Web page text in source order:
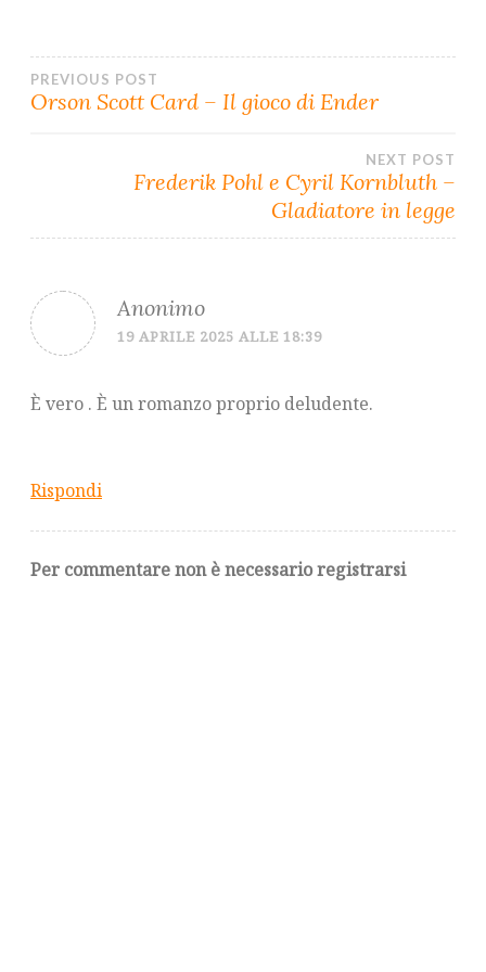
Navigazione
articoli
PREVIOUS POST
Orson Scott Card – Il gioco di Ender
NEXT POST
Frederik Pohl e Cyril Kornbluth –
Gladiatore in legge
Anonimo
19 APRILE 2025 ALLE 18:39
È vero . È un romanzo proprio deludente.
Rispondi
Per commentare non è necessario registrarsi